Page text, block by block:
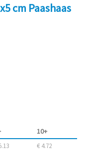
cm Paashaas
10+
€ 4.72